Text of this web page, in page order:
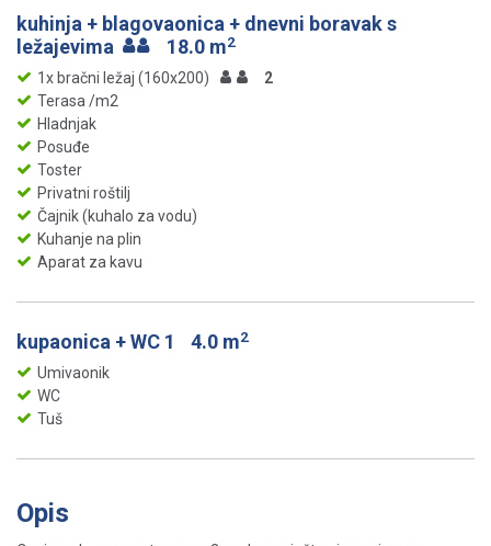
kuhinja + blagovaonica + dnevni boravak s
ležajevima
18.0 m2
1x bračni ležaj (160x200)
2
Terasa /m2
Hladnjak
Posuđe
Toster
Privatni roštilj
Čajnik (kuhalo za vodu)
Kuhanje na plin
Aparat za kavu
kupaonica + WC 1 4.0 m2
Umivaonik
WC
Tuš
Opis